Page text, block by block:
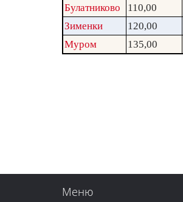
Булатниково
110,00
Зименки
120,00
Муром
135,00
Меню